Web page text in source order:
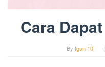
Cara
By Igun 10